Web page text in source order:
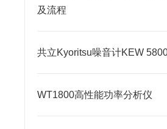
及流程
共立Kyoritsu噪音计KEW
WT1800高性能功率分析仪